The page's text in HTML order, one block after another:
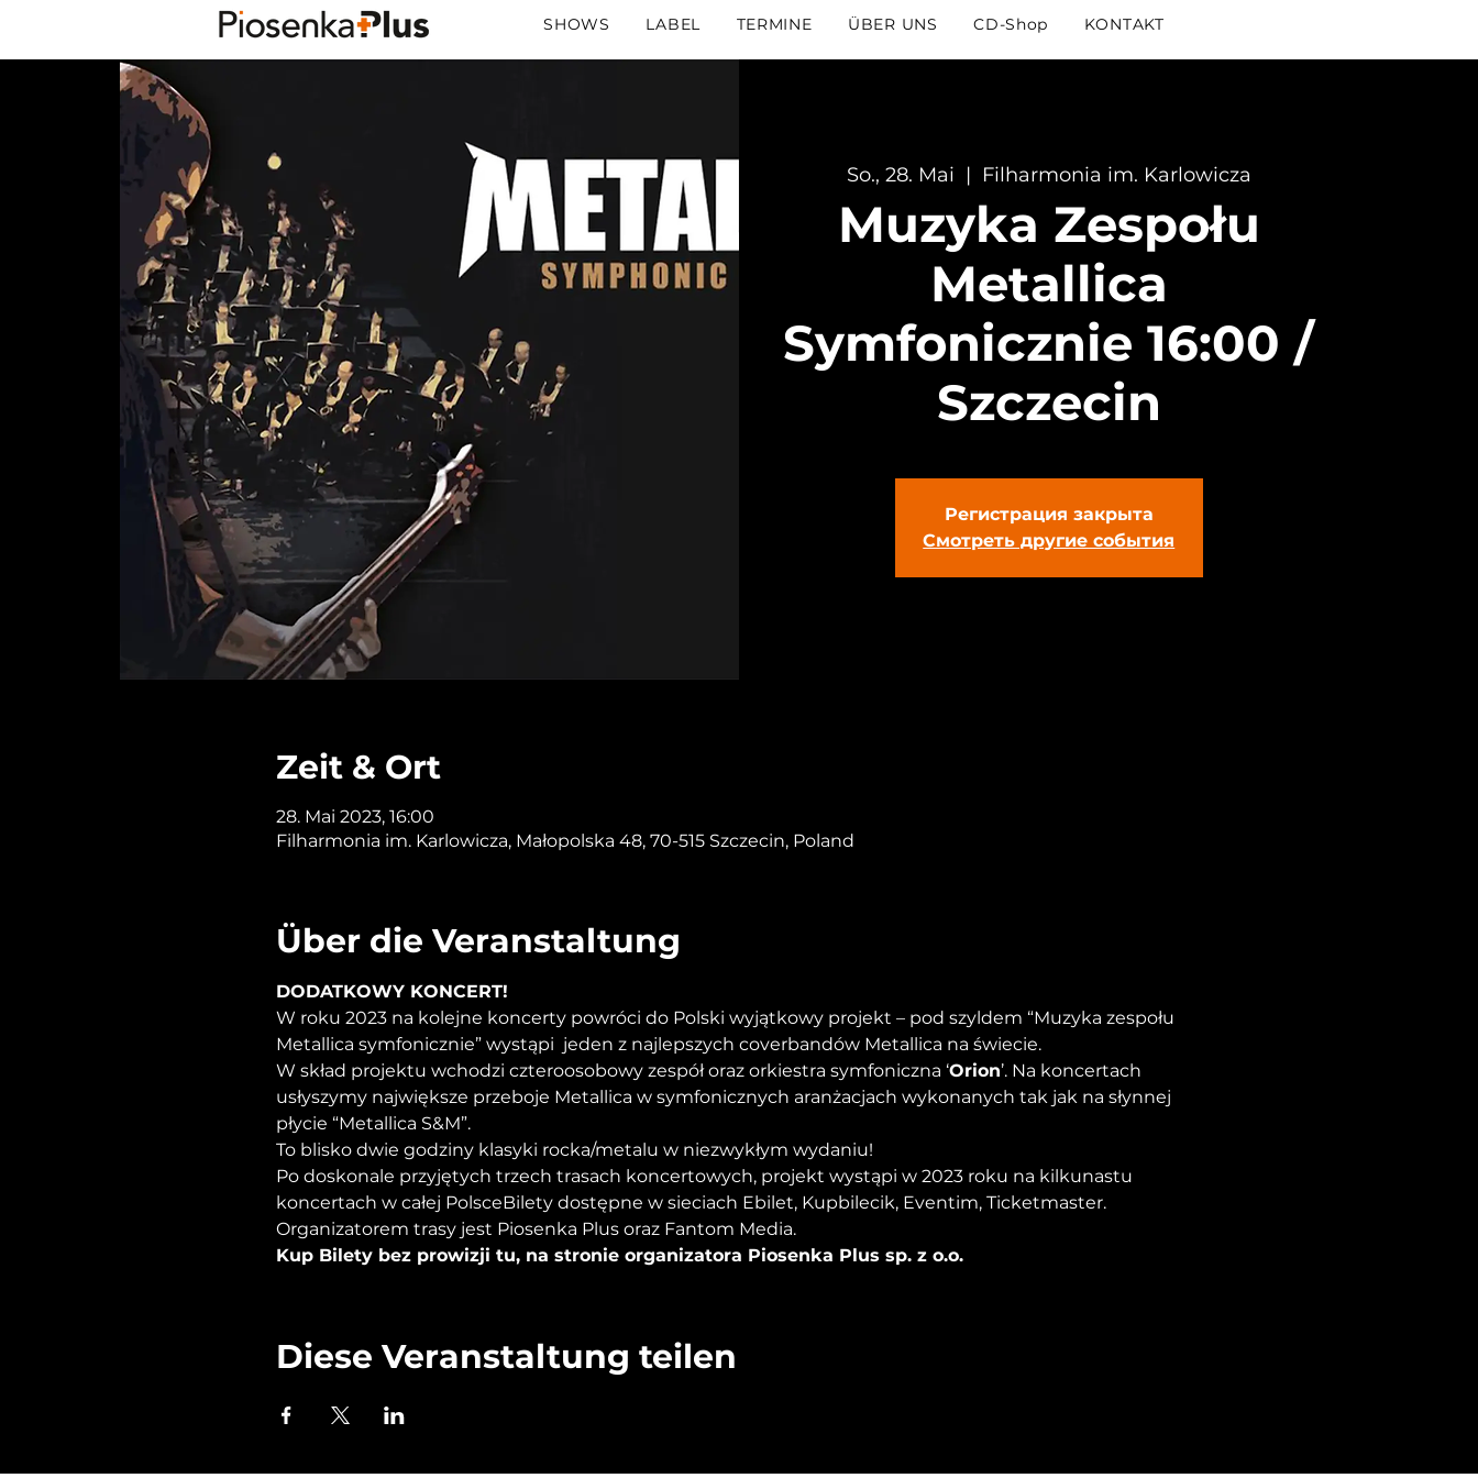
SHOWS LABEL TERMINE ÜBER UNS CD-Shop KONTAKT
So., 28. Mai
  |
Filharmonia im. Karlowicza
Muzyka Zespołu
Metallica
Symfonicznie 16:00 /
Szczecin
Регистрация закрыта
Смотреть другие события
Zeit & Ort
28. Mai 2023, 16:00
Filharmonia im. Karlowicza, Małopolska 48, 70-515 Szczecin, Poland
Über die Veranstaltung
DODATKOWY KONCERT!
W roku 2023 na kolejne koncerty powróci do Polski wyjątkowy projekt – pod szyldem “Muzyka zespołu
Metallica symfonicznie” wystąpi  jeden z najlepszych coverbandów Metallica na świecie.
W skład projektu wchodzi czteroosobowy zespół oraz orkiestra symfoniczna ‘Orion’. Na koncertach
usłyszymy największe przeboje Metallica w symfonicznych aranżacjach wykonanych tak jak na słynnej
płycie “Metallica S&M”.
To blisko dwie godziny klasyki rocka/metalu w niezwykłym wydaniu!
Po doskonale przyjętych trzech trasach koncertowych, projekt wystąpi w 2023 roku na kilkunastu
koncertach w całej PolsceBilety dostępne w sieciach Ebilet, Kupbilecik, Eventim, Ticketmaster.
Organizatorem trasy jest Piosenka Plus oraz Fantom Media.
Kup Bilety bez prowizji tu, na stronie organizatora Piosenka Plus sp. z o.o.
Diese Veranstaltung teilen